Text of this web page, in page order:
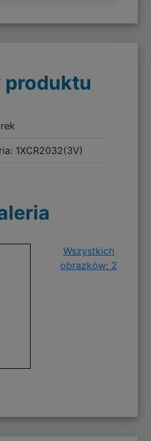
produktu
1XCR2032(3V)
Wszystkich
obrazków: 2